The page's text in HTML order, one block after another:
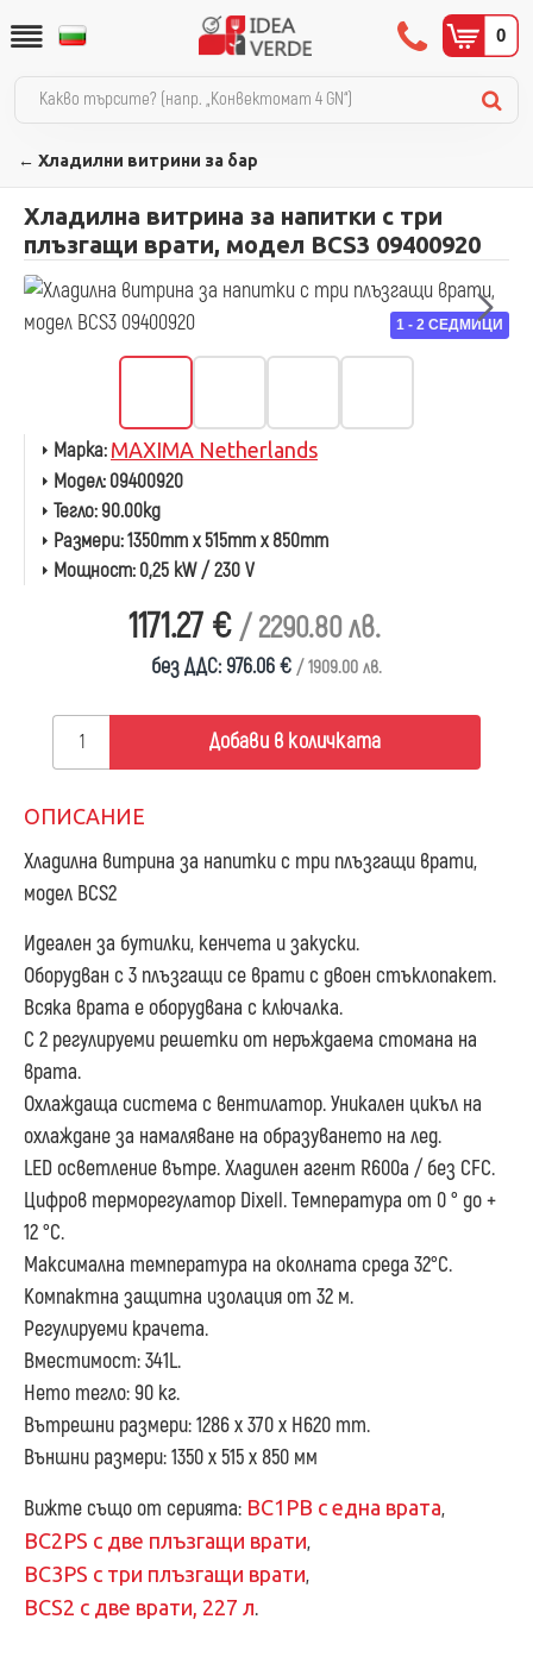
0
← Хладилни витрини за бар
Хладилна витрина за напитки с три
плъзгащи врати, модел BCS3 09400920
1 - 2 СЕДМИЦИ
1171.27 € / 2290.80 лв.
без ДДС: 976.06 € / 1909.00 лв.
Марка: MAXIMA Netherlands
Модел:09400920
Тегло:90.00kg
Размери:1350mm x 515mm x 850mm
Мощност:0,25 kW / 230 V
Добави в количката
ОПИСАНИЕ
Хладилна витрина за напитки с три плъзгащи врати,
модел BCS2
Идеален за бутилки, кенчета и закуски.
Оборудван с 3 плъзгащи се врати с двоен стъклопакет.
Всяка врата е оборудвана с ключалка.
С 2 регулируеми решетки от неръждаема стомана на
врата.
Охлаждаща система с вентилатор. Уникален цикъл на
охлаждане за намаляване на образуването на лед.
LED осветление вътре. Хладилен агент R600a / без CFC.
Цифров терморегулатор Dixell. Температура от 0 ° до +
12 °C.
Максимална температура на околната среда 32°C.
Компактна защитна изолация от 32 м.
Регулируеми крачета.
Вместимост: 341L.
Нето тегло: 90 кг.
Вътрешни размери: 1286 x 370 x H620 mm.
Външни размери: 1350 x 515 x 850 мм
Вижте също от серията: BC1PB с една врата,
BC2PS с две плъзгащи врати,
BC3PS с три плъзгащи врати,
BCS2 с две врати, 227 л.